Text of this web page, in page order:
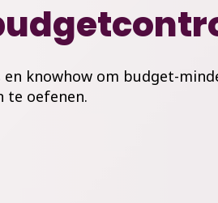
knowhow om budget-
te oefenen.